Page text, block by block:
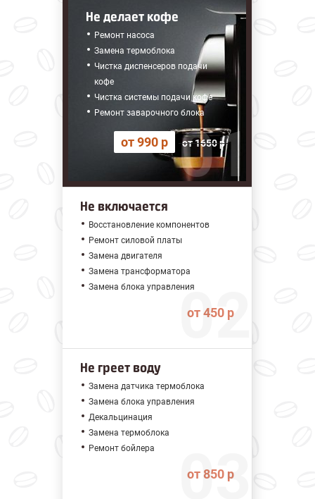
Не делает кофе
Ремонт насоса
Замена термоблока
Чистка диспенсеров подачи
кофе
Чистка системы подачи кофе
Ремонт заварочного блока
от 990 р от 1650 р
Не включается
Восстановление компонентов
Ремонт силовой платы
Замена двигателя
Замена трансформатора
Замена блока управления
от 450 р
Не греет воду
Замена датчика термоблока
Замена блока управления
Декальцинация
Замена термоблока
Ремонт бойлера
от 850 р